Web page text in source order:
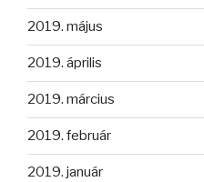
2019. május
2019. április
2019. március
2019. február
2019. január